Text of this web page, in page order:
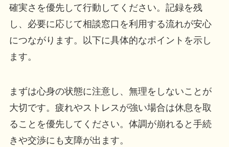
確実さを優先して行動してください。記録を残
し、必要に応じて相談窓口を利用する流れが安心
につながります。以下に具体的なポイントを示し
ます。
まずは心身の状態に注意し、無理をしないことが
大切です。疲れやストレスが強い場合は休息を取
ることを優先してください。体調が崩れると手続
きや交渉にも支障が出ます。